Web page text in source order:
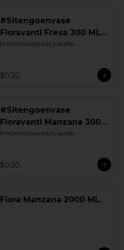
#Sitengoenvase
Fioravanti Fresa 300 ML.
Retornable
Precio incluye solo Liquido
$0.30
#Sitengoenvase
Fioravanti Manzana 300
ML. Retornable
Precio incluye solo Liquido
$0.30
Fiora Manzana 2000 ML.